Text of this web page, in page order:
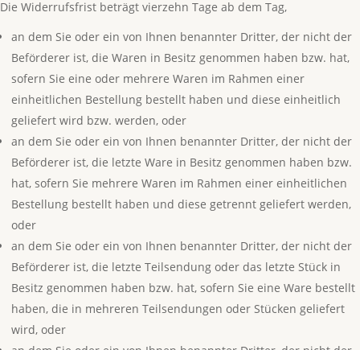
Die Widerrufsfrist beträgt vierzehn Tage ab dem Tag,
an dem Sie oder ein von Ihnen benannter Dritter, der nicht der
Beförderer ist, die Waren in Besitz genommen haben bzw. hat,
sofern Sie eine oder mehrere Waren im Rahmen einer
einheitlichen Bestellung bestellt haben und diese einheitlich
geliefert wird bzw. werden, oder
an dem Sie oder ein von Ihnen benannter Dritter, der nicht der
Beförderer ist, die letzte Ware in Besitz genommen haben bzw.
hat, sofern Sie mehrere Waren im Rahmen einer einheitlichen
Bestellung bestellt haben und diese getrennt geliefert werden,
oder
an dem Sie oder ein von Ihnen benannter Dritter, der nicht der
Beförderer ist, die letzte Teilsendung oder das letzte Stück in
Besitz genommen haben bzw. hat, sofern Sie eine Ware bestellt
haben, die in mehreren Teilsendungen oder Stücken geliefert
wird, oder